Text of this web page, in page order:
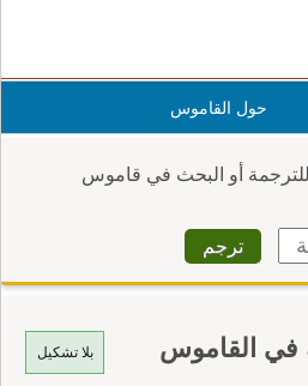
حول القاموس
أو البحث في قاموس
بلا تشكيل في القاموس